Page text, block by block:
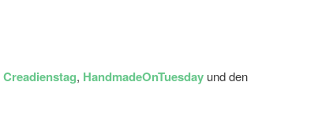
Creadienstag, HandmadeOnTuesdayund den